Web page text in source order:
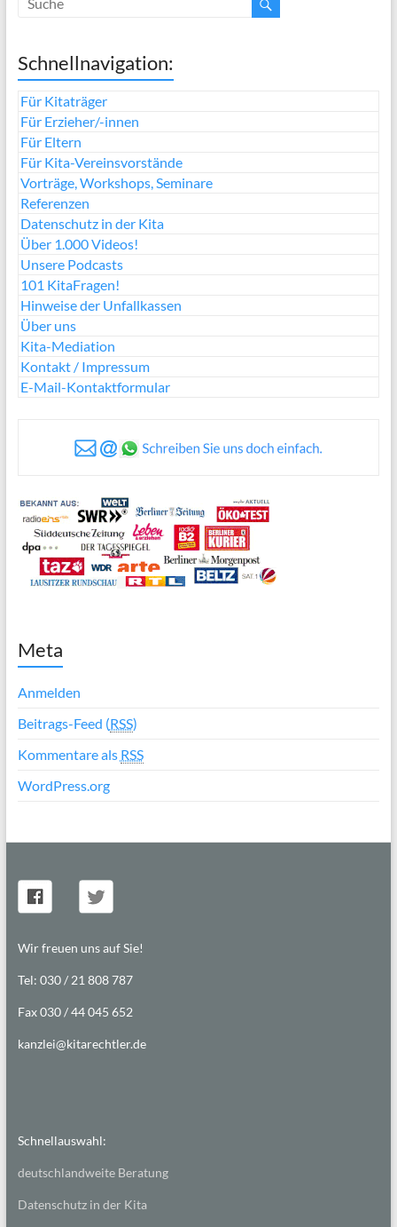
Schnellnavigation:
Für Kitaträger
Für Erzieher/-innen
Für Eltern
Für Kita-Vereinsvorstände
Vorträge, Workshops, Seminare
Referenzen
Datenschutz in der Kita
Über 1.000 Videos!
Unsere Podcasts
101 KitaFragen!
Hinweise der Unfallkassen
Über uns
Kita-Mediation
Kontakt / Impressum
E-Mail-Kontaktformular
Meta
Anmelden
Beitrags-Feed (RSS)
Kommentare als RSS
WordPress.org
Wir freuen uns auf Sie!
Tel: 030 / 21 808 787
Fax 030 / 44 045 652
kanzlei@kitarechtler.de
Schnellauswahl:
deutschlandweite Beratung
Datenschutz in der Kita